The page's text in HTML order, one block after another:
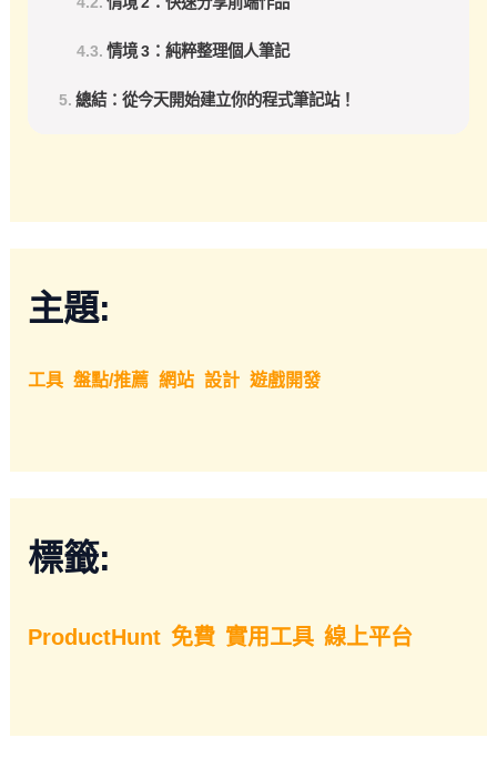
情境 3：純粹整理個人筆記
總結：從今天開始建立你的程式筆記站！
主題:
工具 盤點/推薦 網站 設計 遊戲開發
標籤:
ProductHunt 免費 實用工具 線上平台